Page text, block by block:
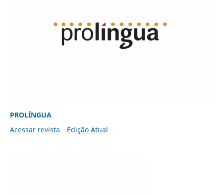
PROLÍNGUA
Acessar revista
Edição Atual